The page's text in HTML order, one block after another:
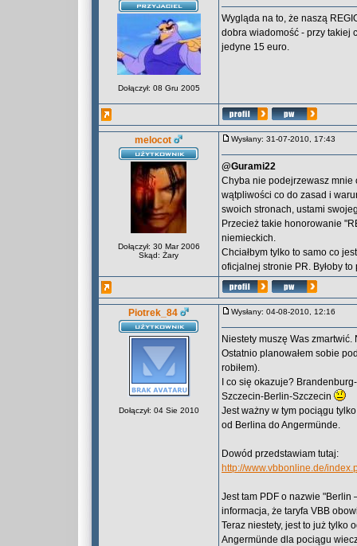
Dołączył: 08 Gru 2005
Wygląda na to, że naszą
dobra wiadomość - przy takiej
jedyne 15 euro.
melocot
Dołączył: 30 Mar 2006
Skąd: Żary
Wysłany: 31-07-2010, 17:43
@Gurami22
Chyba nie podejrzewasz mnie
wątpliwości co do zasad i
swoich stronach, ustami
Przecież takie honorowanie
niemieckich.
Chciałbym tylko to samo co
oficjalnej stronie PR. Byłoby
Piotrek_84
Dołączył: 04 Sie 2010
Wysłany: 04-08-2010, 12:16
Niestety muszę Was
Ostatnio planowałem sobie
robiłem).
I co się okazuje?
Szczecin-Berlin-Szczecin
Jest ważny w tym pociągu
od Berlina do Angermünde.
Dowód przedstawiam tutaj:
http://www.vbbonline.de/
Jest tam PDF o nazwie "Berlin
informacja, że taryfa VBB
Teraz niestety, jest to już tylko
Angermünde dla pociągu